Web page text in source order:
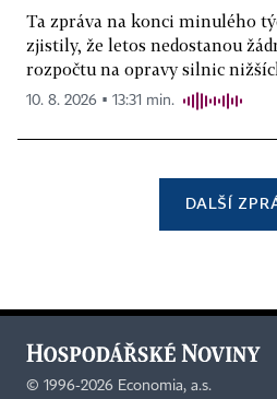
Ta zpráva na konci minulého
zjistily, že letos nedostanou
rozpočtu na opravy silnic
10. 8. 2026 ▪ 13:31 min.
DALŠÍ
© 1996-2026 Economia, a.s.